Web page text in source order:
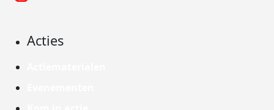
Acties